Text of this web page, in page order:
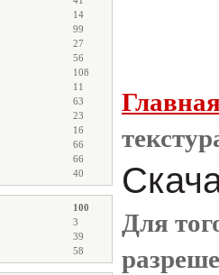
14
99
27
56
108
11
63
23
16
66
66
40
100
3
39
58
Для